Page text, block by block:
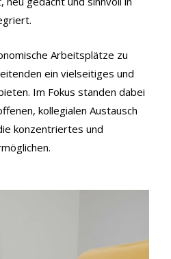
Arbeitsplätze zu
ein vielseitiges und
Im Fokus standen dabei
kollegialen Austausch
konzentriertes und